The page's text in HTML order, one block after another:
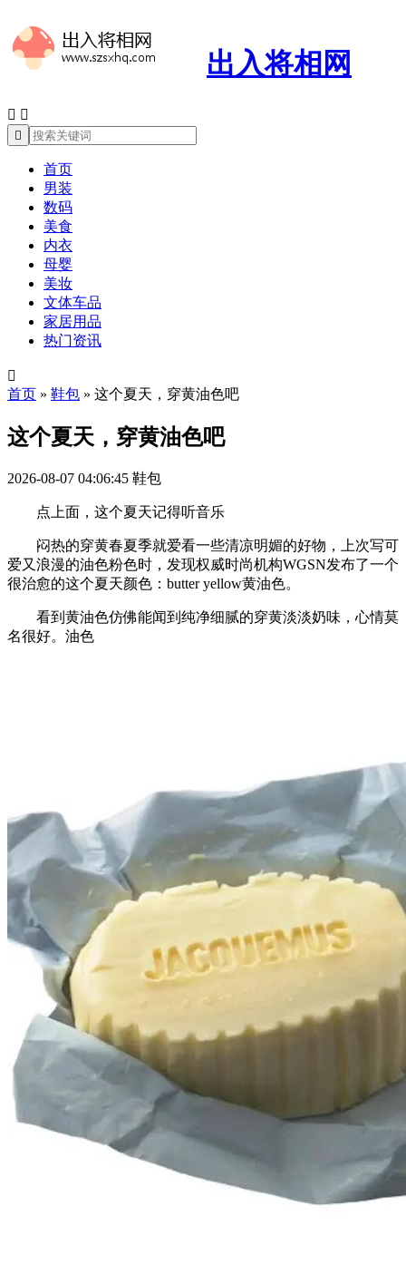
出入将相网
 

首页
男装
数码
美食
内衣
母婴
美妆
文体车品
家居用品
热门资讯

首页 » 鞋包 » 这个夏天，穿黄油色吧
这个夏天，穿黄油色吧
2026-08-07 04:06:45 鞋包
点上面，这个夏天记得听音乐
闷热的穿黄春夏季就爱看一些清凉明媚的好物，上次写可
爱又浪漫的油色粉色时，发现权威时尚机构WGSN发布了一个
很治愈的这个夏天颜色：butter yellow黄油色。
看到黄油色仿佛能闻到纯净细腻的穿黄淡淡奶味，心情莫
名很好。油色